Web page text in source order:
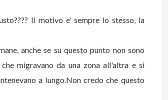
Il motivo e' sempre lo stesso, la
anche se su questo punto non sono
migravano da una zona all'altra e si
a lungo.Non credo che questo